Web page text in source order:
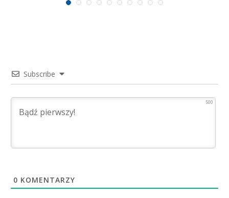
Subscribe
500
0 KOMENTARZY